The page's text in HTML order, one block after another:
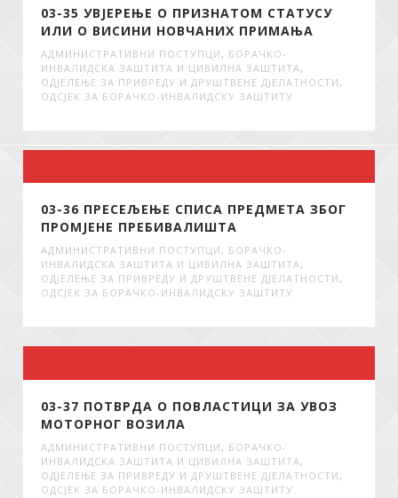
03-35 УВЈЕРЕЊЕ О ПРИЗНАТОМ СТАТУСУ
ИЛИ О ВИСИНИ НОВЧАНИХ ПРИМАЊА
АДМИНИСТРАТИВНИ ПОСТУПЦИ , БОРАЧКО-
ИНВАЛИДСКА ЗАШТИТА И ЦИВИЛНА ЗАШТИТА ,
ОДЈЕЛЕЊЕ ЗА ПРИВРЕДУ И ДРУШТВЕНЕ ДЈЕЛАТНОСТИ ,
ОДСЈЕК ЗА БОРАЧКО-ИНВАЛИДСКУ ЗАШТИТУ
03-36 ПРЕСЕЉЕЊЕ СПИСА ПРЕДМЕТА ЗБОГ
ПРОМЈЕНЕ ПРЕБИВАЛИШТА
АДМИНИСТРАТИВНИ ПОСТУПЦИ , БОРАЧКО-
ИНВАЛИДСКА ЗАШТИТА И ЦИВИЛНА ЗАШТИТА,
ОДЈЕЛЕЊЕ ЗА ПРИВРЕДУ И ДРУШТВЕНЕ ДЈЕЛАТНОСТИ ,
ОДСЈЕК ЗА БОРАЧКО-ИНВАЛИДСКУ ЗАШТИТУ
03-37 ПОТВРДА О ПОВЛАСТИЦИ ЗА УВОЗ
МОТОРНОГ ВОЗИЛА
АДМИНИСТРАТИВНИ ПОСТУПЦИ , БОРАЧКО-
ИНВАЛИДСКА ЗАШТИТА И ЦИВИЛНА ЗАШТИТА,
ОДЈЕЛЕЊЕ ЗА ПРИВРЕДУ И ДРУШТВЕНЕ ДЈЕЛАТНОСТИ ,
ОДСЈЕК ЗА БОРАЧКО-ИНВАЛИДСКУ ЗАШТИТУ